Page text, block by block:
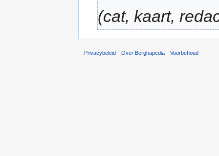
(cat, kaart,
Privacybeleid Over Berghapedia Voorbehoud